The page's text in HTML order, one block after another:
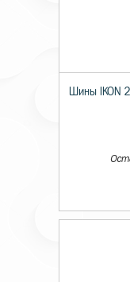
Шины IKON